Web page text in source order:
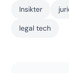
Insikter
legal tech